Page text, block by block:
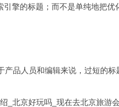
擎的标题；而不是单纯地把
品人员和编辑来说，过短的
_北京好玩吗_现在去北京旅游